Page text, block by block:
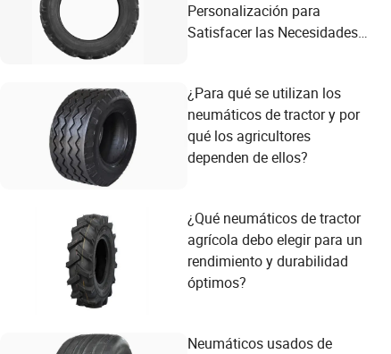
Personalización para
Satisfacer las Necesidades
¿Para qué se utilizan los
neumáticos de tractor y por
qué los agricultores
dependen de ellos?
¿Qué neumáticos de tractor
agrícola debo elegir para un
rendimiento y durabilidad
óptimos?
Neumáticos usados de